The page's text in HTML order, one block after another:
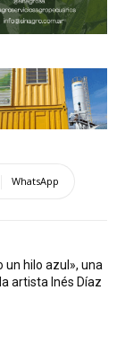
WhatsApp
un hilo azul», una
artista Inés Díaz